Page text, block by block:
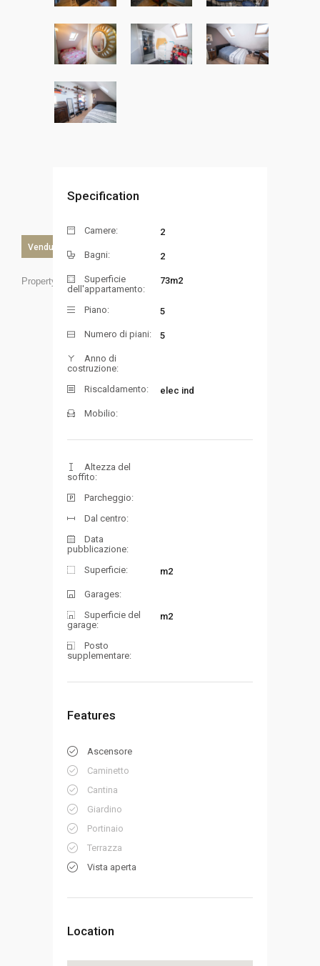
Venduto
Property ID:
Specification
Camere: 2
Bagni: 2
Superficie
dell'appartamento:
73m2
Piano: 5
Numero di piani: 5
Anno di
costruzione:
Riscaldamento:
elec ind
Mobilio:
Altezza del
soffito:
Parcheggio:
Dal centro:
Data
pubblicazione:
Superficie:
m2
Garages:
Superficie del
garage:
m2
Posto
supplementare:
Features
Ascensore
Caminetto
Cantina
Giardino
Portinaio
Terrazza
Vista aperta
Location